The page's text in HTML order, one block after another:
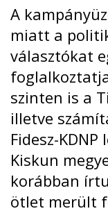
A
miatt a
választókat
szinten is a
illetve
Fidesz-
Kiskun
korábban
ötlet merült